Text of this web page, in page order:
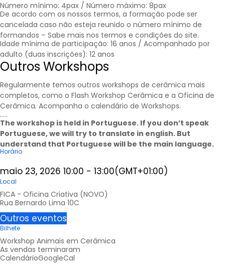
Número mínimo: 4pax / Número máximo: 8pax
De acordo com os nossos termos, a formação pode ser
cancelada caso não esteja reunido o número mínimo de
formandos – Sabe mais nos termos e condições do site.
Idade mínima de participação: 16 anos / Acompanhado por
adulto (duas inscrições): 12 anos
Outros Workshops
Regularmente temos outros workshops de cerâmica mais
completos, como o Flash Workshop Cerâmica e a Oficina de
Cerâmica. Acompanha o calendário de Workshops.
…..
The workshop is held in Portuguese. If you don’t speak
Portuguese, we will try to translate in english. But
understand that Portuguese will be the main language.
Horário
maio 23, 2026 10:00 - 13:00(GMT+01:00)
Local
FICA - Oficina Criativa (NOVO)
Rua Bernardo Lima 10C
Outros eventos
Bilhete
Workshop Animais em Cerâmica
As vendas terminaram
CalendárioGoogleCal